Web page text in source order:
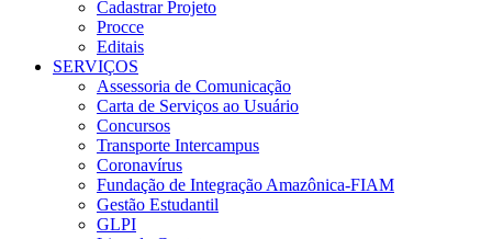
Cadastrar Projeto
Procce
Editais
SERVIÇOS
Assessoria de Comunicação
Carta de Serviços ao Usuário
Concursos
Transporte Intercampus
Coronavírus
Fundação de Integração Amazônica-FIAM
Gestão Estudantil
GLPI